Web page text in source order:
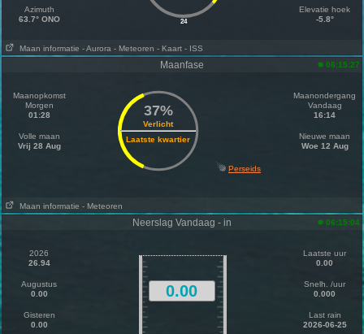
Azimuth
63.7° ONO
24
Elevatie hoek
-5.8°
Maan informatie - Aurora - Meteoren - Kaart - ISS
Maanfase 06:15:27
Maanopkomst
Morgen
01:28
Volle maan
Vrij 28 Aug
37%
Verlicht
Laatste kwartier
Maanondergang
Vandaag
16:14
Nieuwe maan
Woe 12 Aug
Perseids
Maan informatie - Meteoren
Neerslag Vandaag - in 06:15:04
2026
26.94
Augustus
0.00
Gisteren
0.00
0.00
Laatste uur
0.00
Snelh. /uur
0.000
Last rain
2026-06-25